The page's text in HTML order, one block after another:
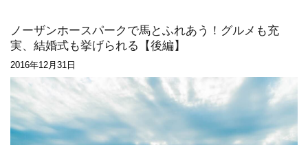
ノーザンホースパークで馬とふれあう！グルメも充
実、結婚式も挙げられる【後編】
2016年12月31日